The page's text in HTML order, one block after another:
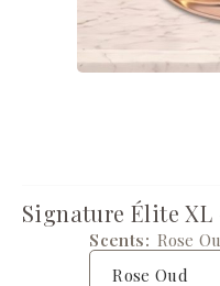
Signature Élite XL
Scents Rose